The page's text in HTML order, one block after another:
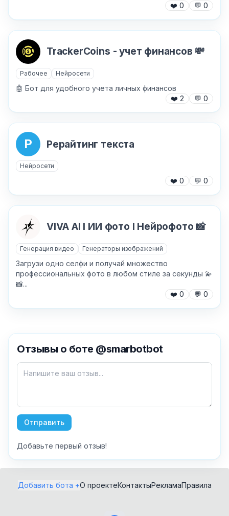
Как добавить бота?
антиспам
❤️ 0 💬 0
TrackerCoins - учет финансов 💸
Рабочее Нейросети
🤖 Бот для удобного учета личных финансов
❤️ 2 💬 0
Р Рерайтинг текста
Нейросети
❤️ 0 💬 0
VIVA AI I ИИ фото I Нейрофото 📸
Генерация видео Генераторы изображений
Загрузи одно селфи и получай множество
профессиональных фото в любом стиле за секунды 💫
📸...
❤️ 0 💬 0
Отзывы о боте @smarbotbot
Отправить
Добавьте первый отзыв!
Добавить бота +О проектеКонтактыРекламаПравила